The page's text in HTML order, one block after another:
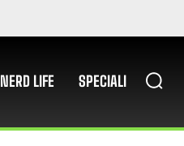
NERD LIFE SPECIALI